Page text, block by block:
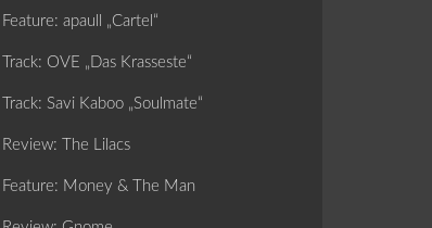
Feature: apaull „Cartel“
Track: OVE „Das Krasseste“
Track: Savi Kaboo „Soulmate“
Review: The Lilacs
Feature: Money & The Man